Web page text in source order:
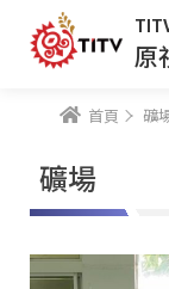
原
首頁 礦
礦場